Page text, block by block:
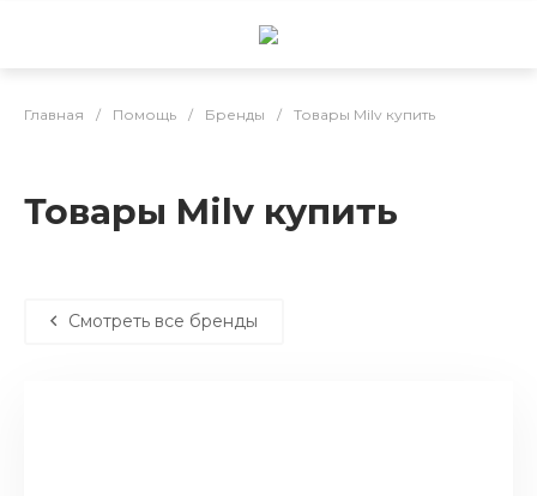
Главная / Помощь / Бренды / Товары Milv купить
Товары Milv купить
Смотреть все бренды